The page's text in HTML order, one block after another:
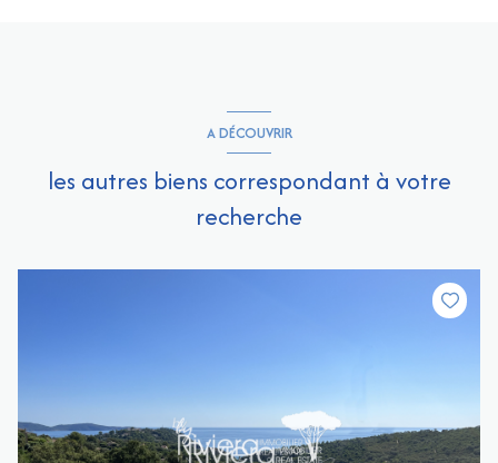
A DÉCOUVRIR
les autres biens correspondant à votre
recherche